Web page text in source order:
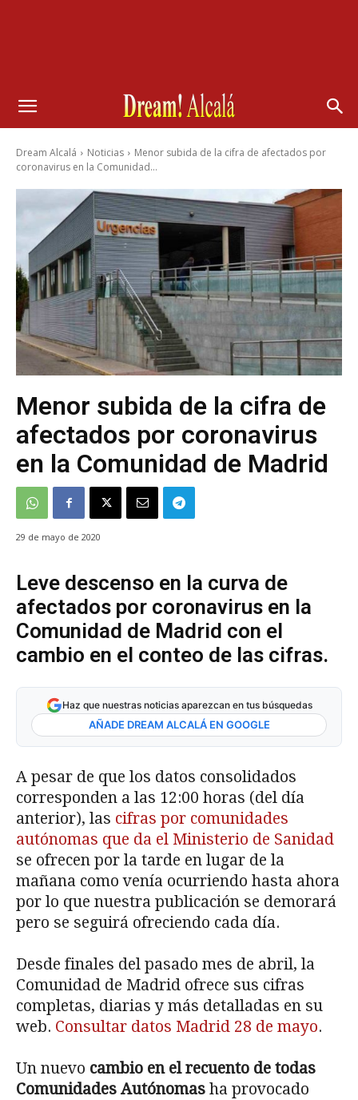
Dream Alcalá Noticias
Menor subida de la cifra de afectados por
coronavirus en la Comunidad...
Menor subida de la cifra de
afectados por coronavirus
en la Comunidad de Madrid
29 de mayo de 2020
Leve descenso en la curva de
afectados por coronavirus en la
Comunidad de Madrid con el
cambio en el conteo de las cifras.
Haz que nuestras noticias aparezcan en tus búsquedas
AÑADE DREAM ALCALÁ EN GOOGLE
A pesar de que los datos consolidados
corresponden a las 12:00 horas (del día
anterior), las cifras por comunidades
autónomas que da el Ministerio de Sanidad
se ofrecen por la tarde en lugar de la
mañana como venía ocurriendo hasta ahora
por lo que nuestra publicación se demorará
pero se seguirá ofreciendo cada día.
Desde finales del pasado mes de abril, la
Comunidad de Madrid ofrece sus cifras
completas, diarias y más detalladas en su
web. Consultar datos Madrid 28 de mayo.
Un nuevo cambio en el recuento de todas
Comunidades Autónomas ha provocado